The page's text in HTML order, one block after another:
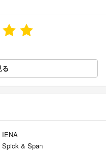
る
IENA
Spick & Span